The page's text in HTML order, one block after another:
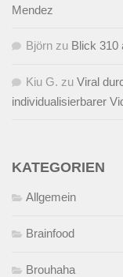
Mendez
Björn zu Blick 310
Kiu G. zu Viral
individualisierbarer
KATEGORIEN
Allgemein
Brainfood
Brouhaha